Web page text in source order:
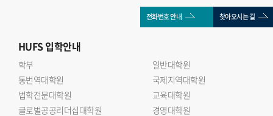
전화번호 안내 찾아오시는 길
HUFS입학안내
학부
일반대학원
통번역대학원
국제지역대학원
법학전문대학원
교육대학원
글로벌공공리더십대학원
경영대학원